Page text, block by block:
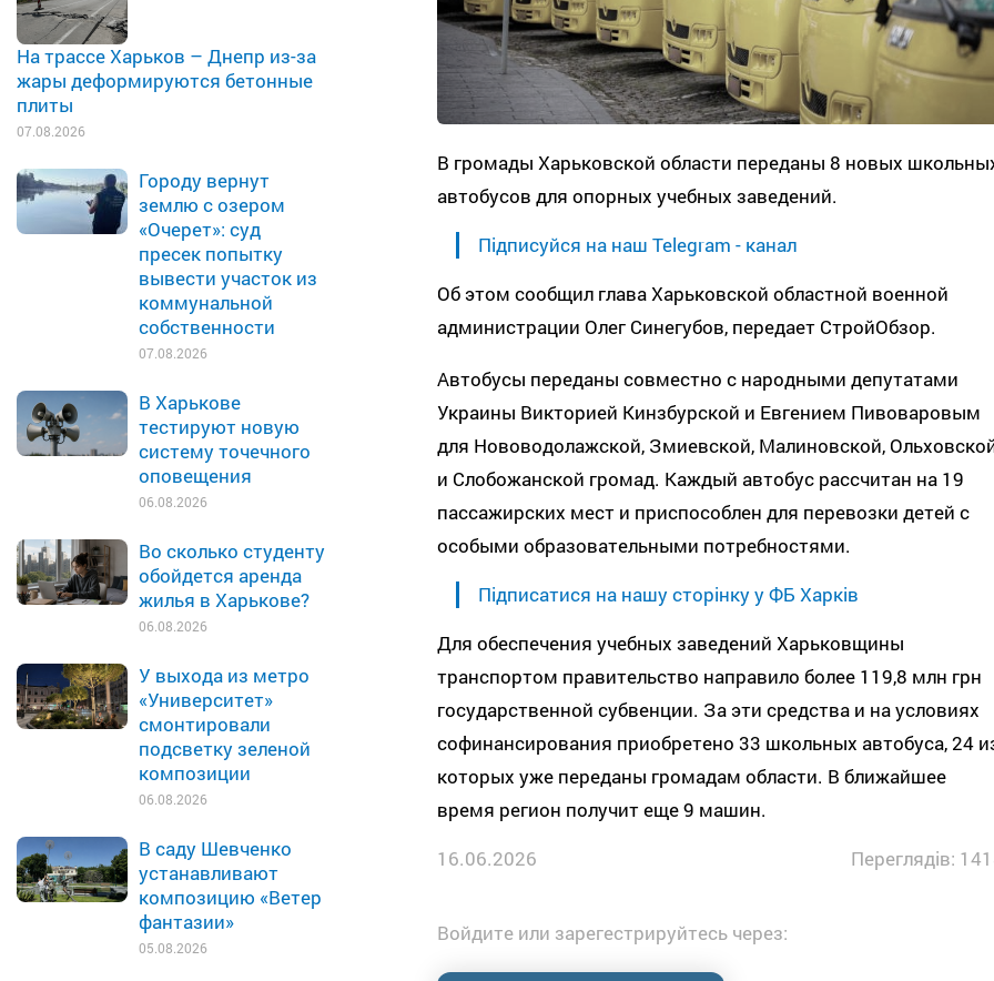
На трассе Харьков – Днепр из-за
жары деформируются бетонные
плиты
07.08.2026
Городу вернут
землю с озером
«Очерет»: суд
пресек попытку
вывести участок из
коммунальной
собственности
07.08.2026
В Харькове
тестируют новую
систему точечного
оповещения
06.08.2026
Во сколько студенту
обойдется аренда
жилья в Харькове?
06.08.2026
У выхода из метро
«Университет»
смонтировали
подсветку зеленой
композиции
06.08.2026
В саду Шевченко
устанавливают
композицию «Ветер
фантазии»
05.08.2026
В громады Харьковской области переданы 8 новых
автобусов для опорных учебных заведений.
Підписуйся на наш Telegram - канал
Об этом сообщил глава Харьковской областной военной
администрации Олег Синегубов, передает СтройОбзор.
Автобусы переданы совместно с народными депутатами
Украины Викторией Кинзбурской и Евгением Пивоваровым
для Нововодолажской, Змиевской, Малиновской,
и Слобожанской громад. Каждый автобус рассчитан на 19
пассажирских мест и приспособлен для перевозки детей с
особыми образовательными потребностями.
Підписатися на нашу сторінку у ФБ Харків
Для обеспечения учебных заведений Харьковщины
транспортом правительство направило более 119,8 млн грн
государственной субвенции. За эти средства и на условиях
софинансирования приобретено 33 школьных автобуса, 24
которых уже переданы громадам области. В ближайшее
время регион получит еще 9 машин.
16.06.2026
Переглядів:
Войдите или зарегестрируйтесь через: